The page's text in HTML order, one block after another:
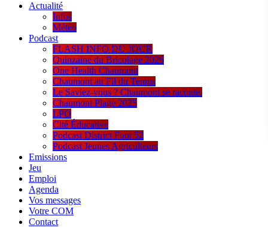
Actualité
Infos
Météo
Podcast
FLASH INFO DU JOUR
Quinzaine du Bricolage 2026
One Health Chaumont
Chaumont au Fil du Temps
Le Saviez-vous ? Chaumont se raconte.
Chaumont Plage 2025
LPO
Cité Éducative
Podcast District Foot 52
Podcast Jeunes Agriculteurs
Emissions
Jeu
Emploi
Agenda
Vos messages
Votre COM
Contact